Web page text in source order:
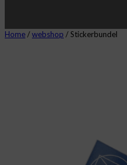
Home /webshop / Stickerbundel